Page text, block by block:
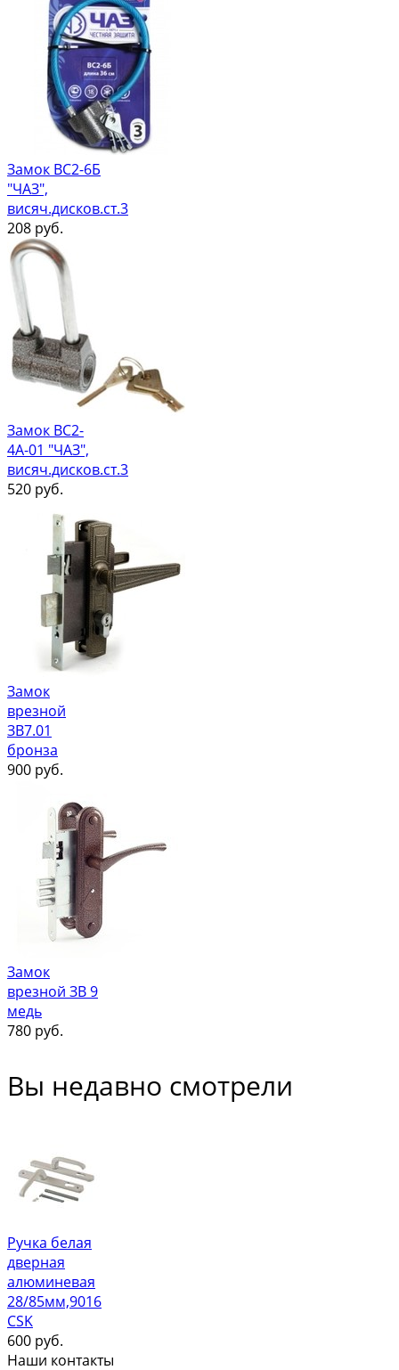
Замок ВС2-6Б
"ЧАЗ",
висяч.дисков.ст.3
208 руб.
Замок ВС2-
4А-01 "ЧАЗ",
висяч.дисков.ст.3
520 руб.
Замок
врезной
ЗВ7.01
бронза
900 руб.
Замок
врезной ЗВ 9
медь
780 руб.
Вы недавно смотрели
Ручка белая
дверная
алюминевая
28/85мм,9016
CSK
600 руб.
Наши контакты